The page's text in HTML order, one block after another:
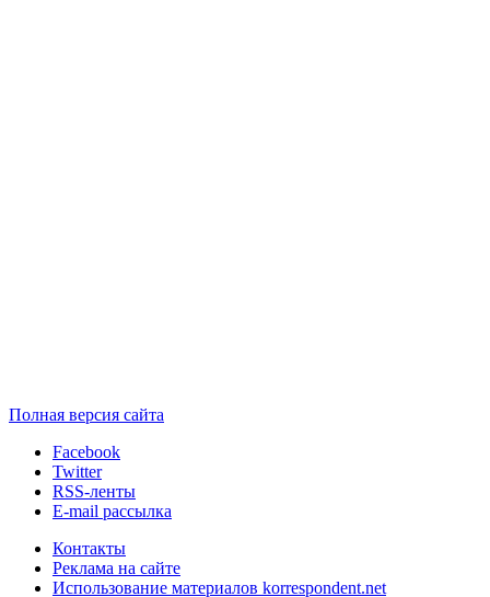
Полная версия сайта
Facebook
Twitter
RSS-ленты
E-mail рассылка
Контакты
Реклама на сайте
Использование материалов korrespondent.net